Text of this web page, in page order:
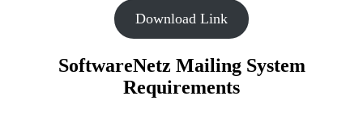
Download Link
SoftwareNetz Mailing System
Requirements